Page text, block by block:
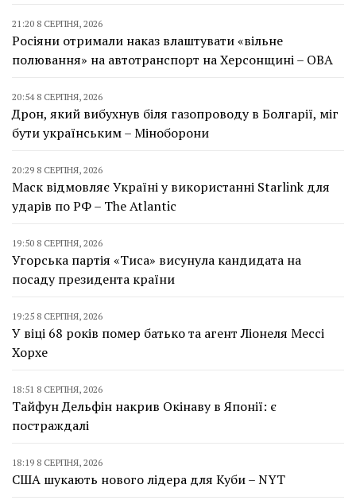
21:20 8 СЕРПНЯ, 2026
Росіяни отримали наказ влаштувати «вільне
полювання» на автотранспорт на Херсонщині – ОВА
20:54 8 СЕРПНЯ, 2026
Дрон, який вибухнув біля газопроводу в Болгарії, міг
бути українським – Міноборони
20:29 8 СЕРПНЯ, 2026
Маск відмовляє Україні у використанні Starlink для
ударів по РФ – The Atlantic
19:50 8 СЕРПНЯ, 2026
Угорська партія «Тиса» висунула кандидата на
посаду президента країни
19:25 8 СЕРПНЯ, 2026
У віці 68 років помер батько та агент Ліонеля Мессі
Хорхе
18:51 8 СЕРПНЯ, 2026
Тайфун Дельфін накрив Окінаву в Японії: є
постраждалі
18:19 8 СЕРПНЯ, 2026
США шукають нового лідера для Куби – NYT